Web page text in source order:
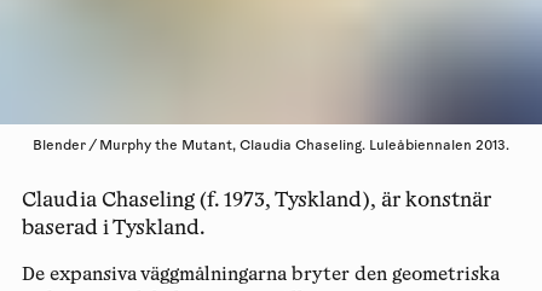
Blender / Murphy the Mutant, Claudia Chaseling. Luleåbiennalen 2013.
Claudia Chaseling (f. 1973, Tyskland), är konstnär
baserad i Tyskland.
De expansiva väggmålningarna bryter den geometriska